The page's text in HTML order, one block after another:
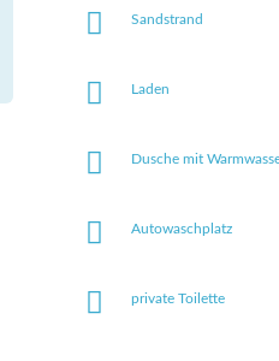
Sandstrand
Laden
Dusche mit
Autowaschplatz
private Toilette